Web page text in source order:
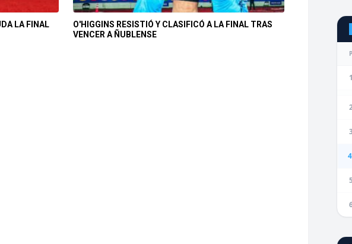
LA FINAL
O'HIGGINS RESISTIÓ Y CLASIFICÓ A LA FINAL TRAS
VENCER A ÑUBLENSE
1
4